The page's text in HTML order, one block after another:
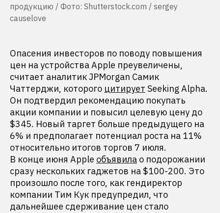
продукцию / Фото: Shutterstock.com / sergey
causelove
Опасения инвесторов по поводу повышения
цен на устройства Apple преувеличены,
считает аналитик JPMorgan Самик
Чаттерджи, которого цитирует Seeking Alpha.
Он подтвердил рекомендацию покупать
акции компании и повысил целевую цену до
$345. Новый таргет больше предыдущего на
6% и предполагает потенциал роста на 11%
относительно итогов торгов 7 июля.
В конце июня Apple объявила о подорожании
сразу нескольких гаджетов на $100-200. Это
произошло после того, как гендиректор
компании Тим Кук предупредил, что
дальнейшее сдерживание цен стало